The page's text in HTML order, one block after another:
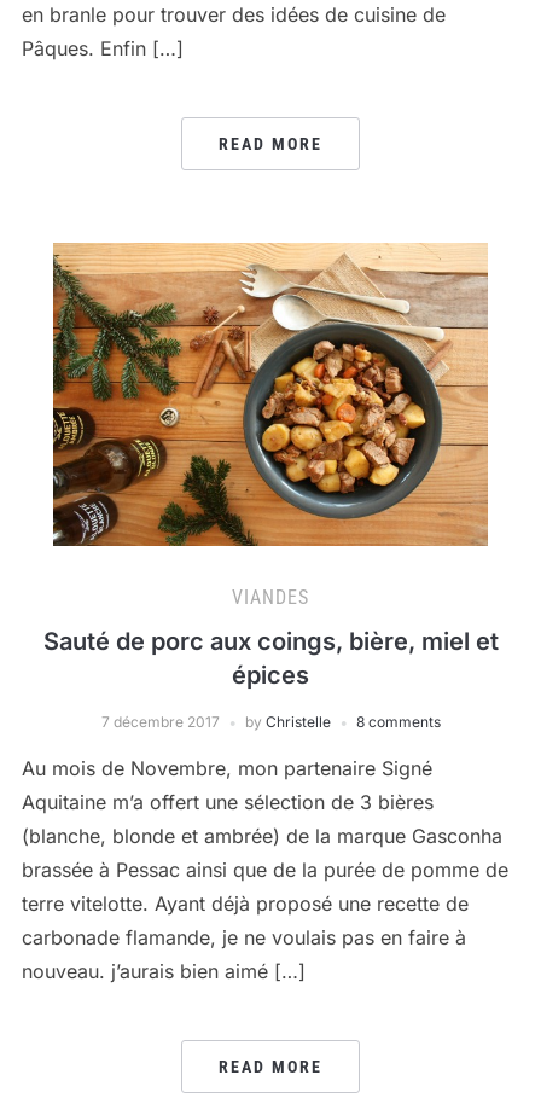
en branle pour trouver des idées de cuisine de
Pâques. Enfin […]
READ MORE
VIANDES
Sauté de porc aux coings, bière, miel et
épices
7 décembre 2017 by Christelle 8 comments
Au mois de Novembre, mon partenaire Signé
Aquitaine m’a offert une sélection de 3 bières
(blanche, blonde et ambrée) de la marque Gasconha
brassée à Pessac ainsi que de la purée de pomme de
terre vitelotte. Ayant déjà proposé une recette de
carbonade flamande, je ne voulais pas en faire à
nouveau. j’aurais bien aimé […]
READ MORE